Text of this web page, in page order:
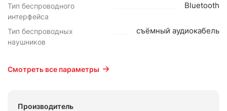
Тип беспроводного
интерфейса
Bluetooth
Тип беспроводных
наушников
съёмный аудиокабель
Смотреть все параметры
Производитель